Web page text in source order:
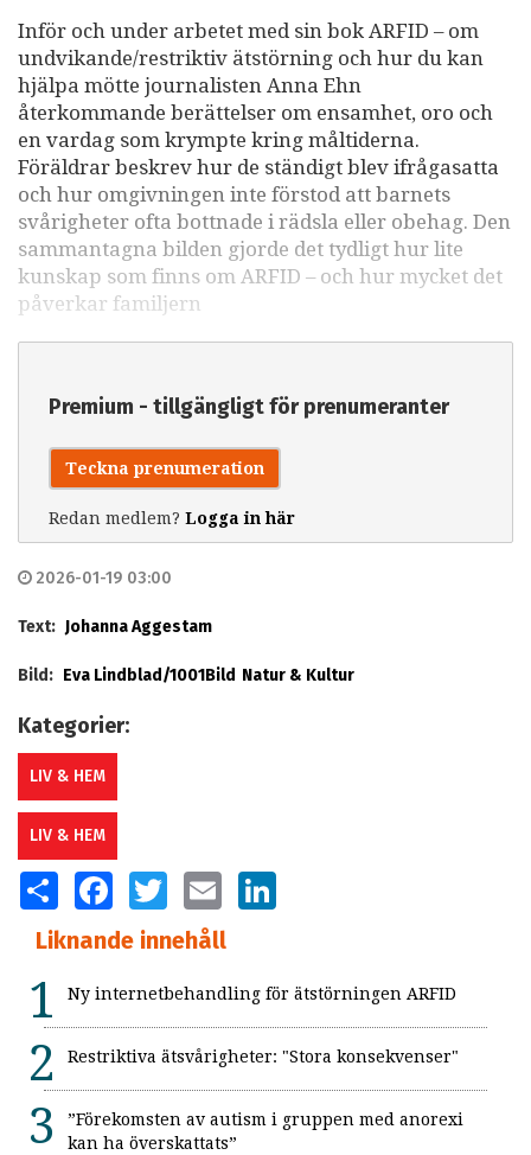
Inför och under arbetet med sin bok ARFID – om
undvikande/restriktiv ätstörning och hur du kan
hjälpa mötte journalisten Anna Ehn
återkommande berättelser om ensamhet, oro och
en vardag som krympte kring måltiderna.
Föräldrar beskrev hur de ständigt blev ifrågasatta
och hur omgivningen inte förstod att barnets
svårigheter ofta bottnade i rädsla eller obehag. Den
sammantagna bilden gjorde det tydligt hur lite
kunskap som finns om ARFID – och hur mycket det
påverkar familjern
Premium - tillgängligt för prenumeranter
Teckna prenumeration
Redan medlem? Logga in här
2026-01-19 03:00
Text: Johanna Aggestam
Bild: Eva Lindblad/1001Bild Natur & Kultur
Kategorier:
LIV & HEM
LIV & HEM
SHARE FACEBOOKTWITTER EMAIL
Liknande innehåll
Ny internetbehandling för ätstörningen ARFID
Restriktiva ätsvårigheter: "Stora konsekvenser"
”Förekomsten av autism i gruppen med anorexi
kan ha överskattats”